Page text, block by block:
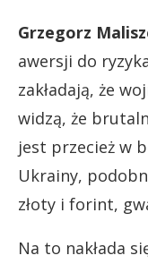
Grzegorz
awersji do
zakładają, że
widzą, że
jest przecież w
Ukrainy,
złoty i forint,
Na to nakłada